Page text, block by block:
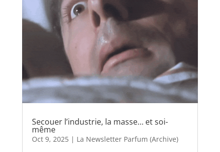
Secouer l’industrie, la masse… et soi-
même
Oct 9, 2025| La Newsletter Parfum (Archive)